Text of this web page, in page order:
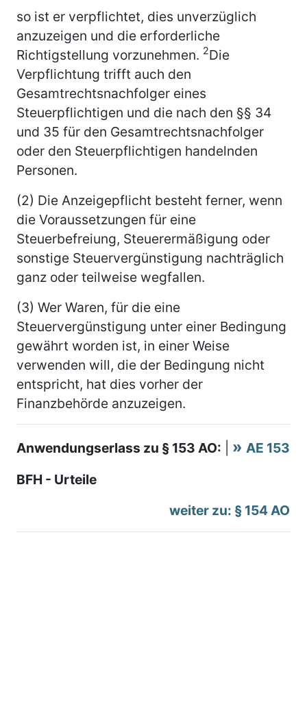
so ist er verpflichtet, dies unverzüglich
anzuzeigen und die erforderliche
Richtigstellung vorzunehmen. 2Die
Verpflichtung trifft auch den
Gesamtrechtsnachfolger eines
Steuerpflichtigen und die nach den §§ 34
und 35 für den Gesamtrechtsnachfolger
oder den Steuerpflichtigen handelnden
Personen.
(2) Die Anzeigepflicht besteht ferner, wenn
die Voraussetzungen für eine
Steuerbefreiung, Steuerermäßigung oder
sonstige Steuervergünstigung nachträglich
ganz oder teilweise wegfallen.
(3) Wer Waren, für die eine
Steuervergünstigung unter einer Bedingung
gewährt worden ist, in einer Weise
verwenden will, die der Bedingung nicht
entspricht, hat dies vorher der
Finanzbehörde anzuzeigen.
Anwendungserlass zu § 153 AO:
AE 153
BFH - Urteile
weiter zu: § 154 AO